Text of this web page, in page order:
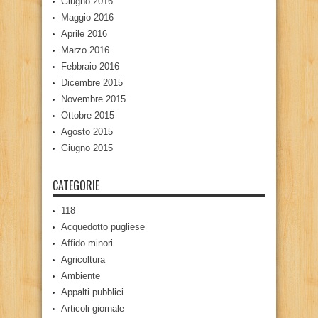
Maggio 2016
Aprile 2016
Marzo 2016
Febbraio 2016
Dicembre 2015
Novembre 2015
Ottobre 2015
Agosto 2015
Giugno 2015
CATEGORIE
118
Acquedotto pugliese
Affido minori
Agricoltura
Ambiente
Appalti pubblici
Articoli giornale